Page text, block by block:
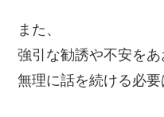
また、
強引な勧誘や不安をあ
無理に話を続ける必要